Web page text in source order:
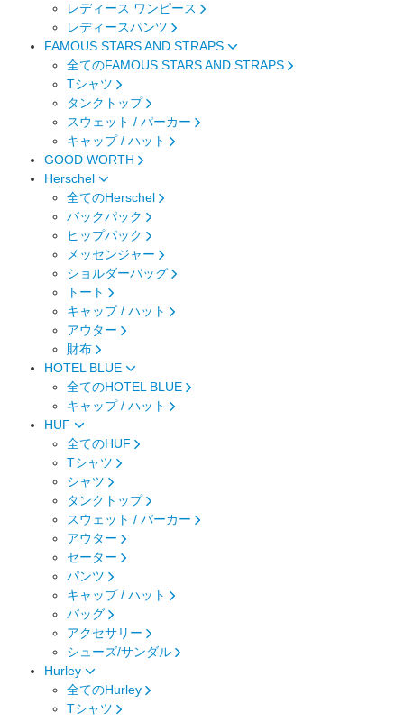
レディース ワンピース
レディースパンツ
FAMOUS STARS AND STRAPS
全てのFAMOUS STARS AND STRAPS
Tシャツ
タンクトップ
スウェット / パーカー
キャップ / ハット
GOOD WORTH
Herschel
全てのHerschel
バックパック
ヒップパック
メッセンジャー
ショルダーバッグ
トート
キャップ / ハット
アウター
財布
HOTEL BLUE
全てのHOTEL BLUE
キャップ / ハット
HUF
全てのHUF
Tシャツ
シャツ
タンクトップ
スウェット / パーカー
アウター
セーター
パンツ
キャップ / ハット
バッグ
アクセサリー
シューズ/サンダル
Hurley
全てのHurley
Tシャツ